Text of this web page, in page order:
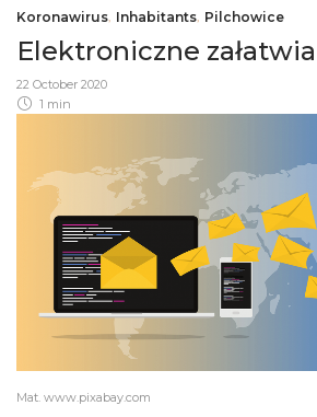
Koronawirus, Inhabitants, Pilchowice
Elektroniczne
22 October 2020
1 min
Mat. www.pixabay.com